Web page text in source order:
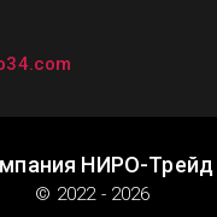
НИРО-Трейд
© 2022 - 2026